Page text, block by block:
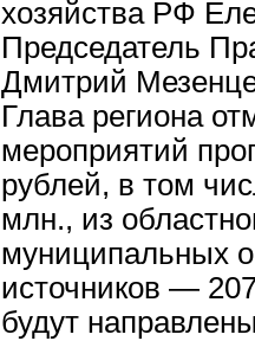
хозяйства РФ
Председатель
Дмитрий
Глава региона
мероприятий
рублей, в том
млн., из
муниципальных
источников —
будут